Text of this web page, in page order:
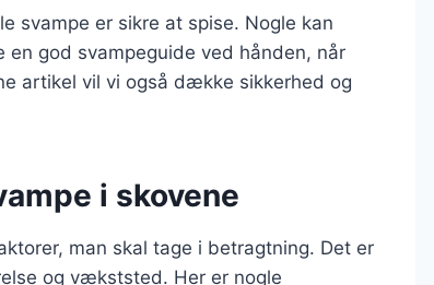
svampe er sikre at spise. Nogle kan
god svampeguide ved hånden, når
artikel vil vi også dække sikkerhed og
i skovene
man skal tage i betragtning. Det er
og vækststed. Her er nogle